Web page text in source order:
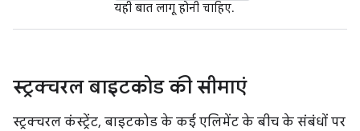
यही बात लागू होनी चाहिए.
स्ट्रक्चरल बाइटकोड की सीमाएं
स्ट्रक्चरल कंस्ट्रेंट, बाइटकोड के कई एलिमेंट के बीच के संबंधों पर